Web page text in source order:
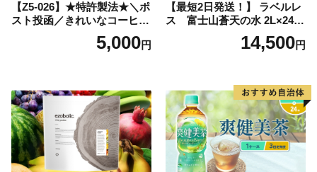
【Z5-026】★特許製法★＼ポ
スト投函／きれいなコーヒー
ドリップバッグ9種セット(18
袋)ゆうパケットでお届け！
5,000円
【最短2日発送！】 ラベルレ
ス 富士山蒼天の水 2L×24本
（4ケース）※離島不可 天然
水 ミネラルウォーター 水 ペ
産 シリカ ミネラル 美容 備蓄
防災 長期保存 富士山 山梨県
忍野村
14,500円